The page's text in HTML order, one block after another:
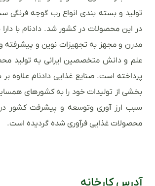
تولید و بسته بندی انواع رب گوجه
در این محصولات در کشور شد. دادنام با دارا
مدرن و مجهز به تجهیزات نوین و پیشرفته و
علم و دانش متخصصین ایرانی به تولید
پرداخته است. صنایع غذایی دادنام علاوه بر
بخشی از تولیدات خود را به کشورهای
سبب ارز آوری وتوسعه و پیشرفت کشور
محصولات غذایی فرآوری شده گردیده است.
آدرس کارخانه